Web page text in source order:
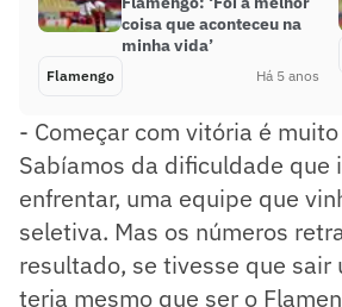
coisa que aconteceu na
minha vida’
Flamengo Há 5 anos
- Começar com vitória é
Sabíamos da dificuldade que
enfrentar, uma equipe que
seletiva. Mas os números
resultado, se tivesse que sair
teria mesmo que ser o